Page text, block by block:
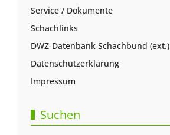
Service / Dokumente
Schachlinks
DWZ-Datenbank Schachbund (ext.)
Datenschutzerklärung
Impressum
Suchen